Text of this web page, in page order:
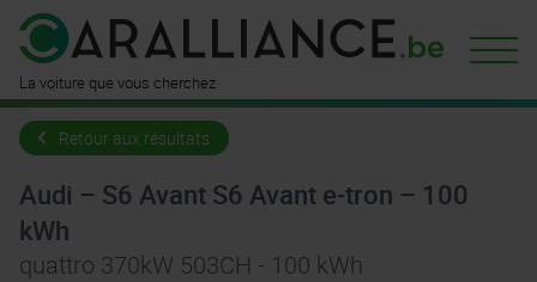
La voiture que vous cherchez
Retour aux résultats
Audi – S6 Avant S6 Avant e-tron – 100
kWh
quattro 370kW 503CH - 100 kWh